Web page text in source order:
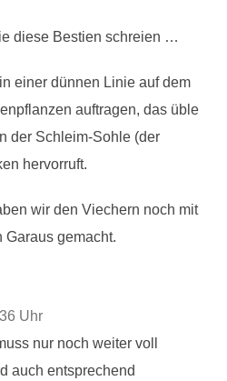
diese Bestien schreien …
einer dünnen Linie auf dem
auftragen, das üble
der Schleim-Sohle (der
hervorruft.
wir den Viechern noch mit
Garaus gemacht.
Uhr
nur noch weiter voll
auch entsprechend